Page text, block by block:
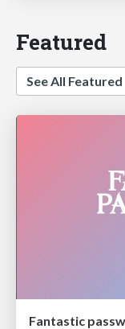
Featured
See All Featured